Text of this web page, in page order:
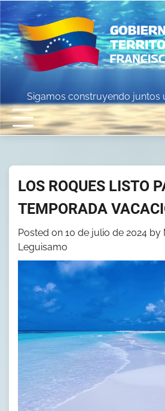
Skip
to
content
Sigamos construyendo juntos
LOS ROQUES LISTO
TEMPORADA
Posted on 10 de julio de 2024 by
Leguisamo